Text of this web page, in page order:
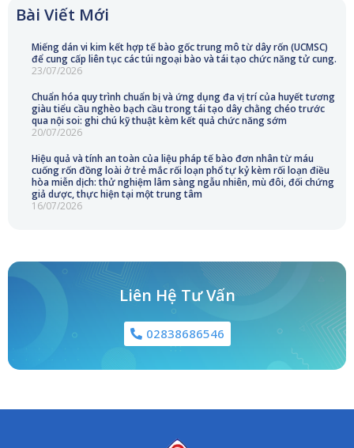
Bài Viết Mới
Miếng dán vi kim kết hợp tế bào gốc trung mô từ dây rốn (UCMSC)
để cung cấp liên tục các túi ngoại bào và tái tạo chức năng tử cung.
23/07/2026
Chuẩn hóa quy trình chuẩn bị và ứng dụng đa vị trí của huyết tương
giàu tiểu cầu nghèo bạch cầu trong tái tạo dây chằng chéo trước
qua nội soi: ghi chú kỹ thuật kèm kết quả chức năng sớm
20/07/2026
Hiệu quả và tính an toàn của liệu pháp tế bào đơn nhân từ máu
cuống rốn đồng loài ở trẻ mắc rối loạn phổ tự kỷ kèm rối loạn điều
hòa miễn dịch: thử nghiệm lâm sàng ngẫu nhiên, mù đôi, đối chứng
giả dược, thực hiện tại một trung tâm
16/07/2026
Liên Hệ Tư Vấn
02838686546